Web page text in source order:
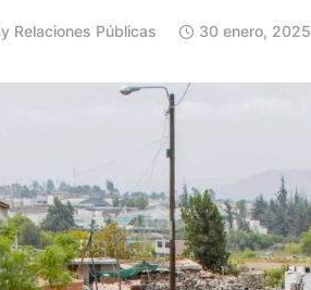
Relaciones Públicas 30 enero, 2025